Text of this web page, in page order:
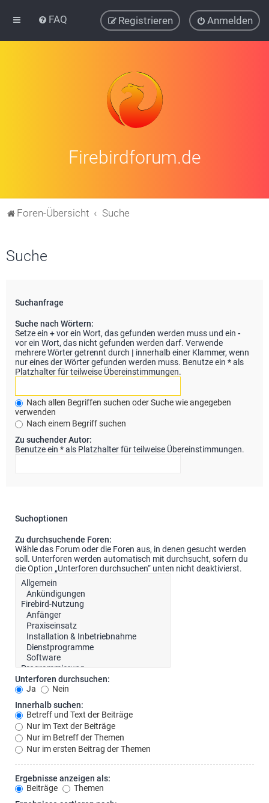
FAQ Anmelden
Registrieren
Firebirdforum.de
Foren-Übersicht Suche
Suche
Suchanfrage
Suche nach Wörtern:
Setze ein +vor ein Wort, das gefunden werden muss und ein -
vor ein Wort, das nicht gefunden werden darf. Verwende
mehrere Wörter getrennt durch | innerhalb einer Klammer, wenn
nur eines der Wörter gefunden werden muss. Benutze ein * als
Platzhalter für teilweise Übereinstimmungen.
Nach allen Begriffen suchen oder Suche wie angegeben
verwenden
Nach einem Begriff suchen
Zu suchender Autor:
Benutze ein * als Platzhalter für teilweise Übereinstimmungen.
Suchoptionen
Zu durchsuchende Foren:
Wähle das Forum oder die Foren aus, in denen gesucht werden
soll. Unterforen werden automatisch mit durchsucht, sofern du
die Option „Unterforen durchsuchen“ unten nicht deaktivierst.
Unterforen durchsuchen:
Ja
Nein
Innerhalb suchen:
Betreff und Text der Beiträge
Nur im Text der Beiträge
Nur im Betreff der Themen
Nur im ersten Beitrag der Themen
Ergebnisse anzeigen als:
Beiträge
Themen